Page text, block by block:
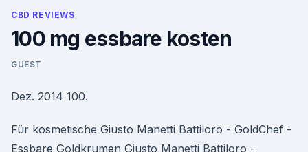
CBD REVIEWS
100 mg essbare kosten
GUEST
Dez. 2014 100.
Für kosmetische Giusto Manetti Battiloro - GoldChef -
Essbare Goldkrumen Giusto Manetti Battiloro -